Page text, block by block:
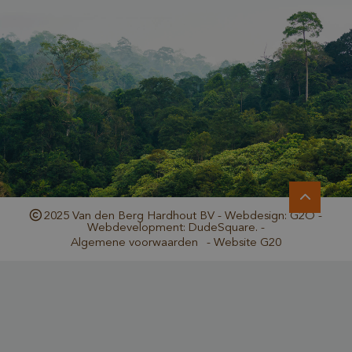
2025 Van den Berg Hardhout BV - Webdesign: G2O -
Webdevelopment: DudeSquare. -
Algemene voorwaarden
- Website G20
www.google.com
_csrf
www.cavotec.com
www.vandenberghardhout.com